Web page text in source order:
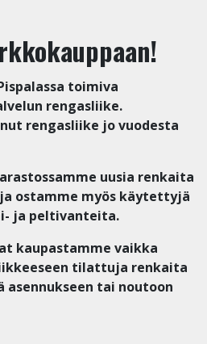
toimiva
rengasliike.
rengasliike jo vuodesta
uusia renkaita
ostamme myös käytettyjä
ja peltivanteita.
kaupastamme vaikka
tilattuja renkaita
asennukseen tai noutoon